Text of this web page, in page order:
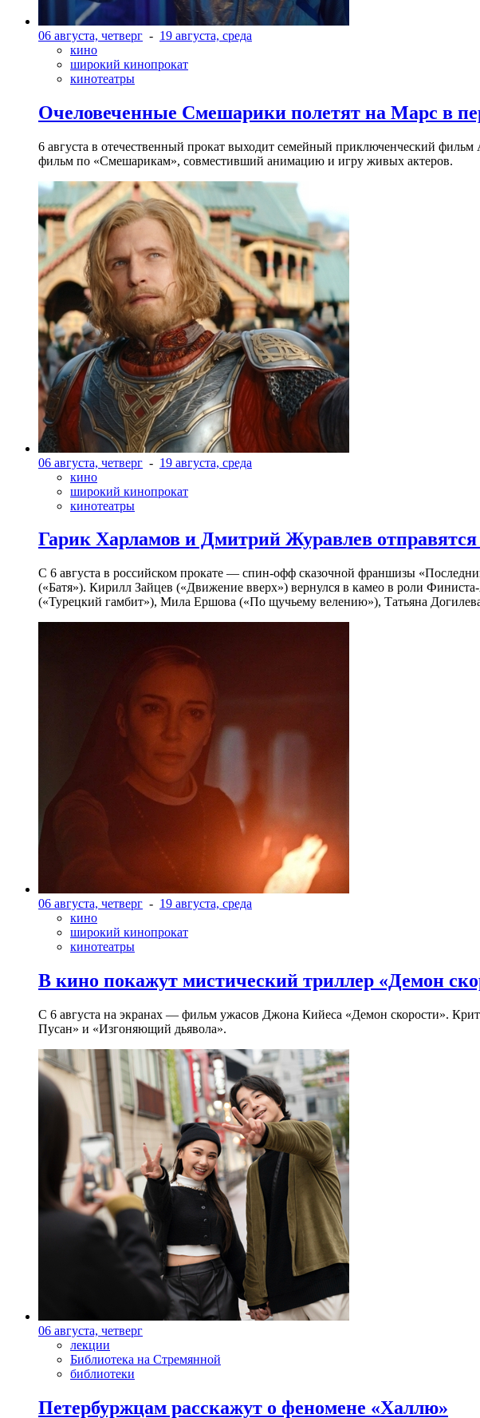
06 августа, четверг - 19 августа, среда
кино
широкий кинопрокат
кинотеатры
Очеловеченные Смешарики полетят на Марс в
6 августа в отечественный прокат выходит семейный приключенческий
фильм по «Смешарикам», совместивший анимацию и игру живых актеров.
06 августа, четверг - 19 августа, среда
кино
широкий кинопрокат
кинотеатры
Гарик Харламов и Дмитрий Журавлев отправятся
С 6 августа в российском прокате — спин-офф сказочной франшизы
(«Батя»). Кирилл Зайцев («Движение вверх») вернулся в камео в роли
(«Турецкий гамбит»), Мила Ершова («По щучьему велению»), Татьяна
06 августа, четверг - 19 августа, среда
кино
широкий кинопрокат
кинотеатры
В кино покажут мистический триллер «Демон
С 6 августа на экранах — фильм ужасов Джона Кийеса «Демон скорости».
Пусан» и «Изгоняющий дьявола».
06 августа, четверг
лекции
Библиотека на Стремянной
библиотеки
Петербуржцам расскажут о феномене «Халлю»